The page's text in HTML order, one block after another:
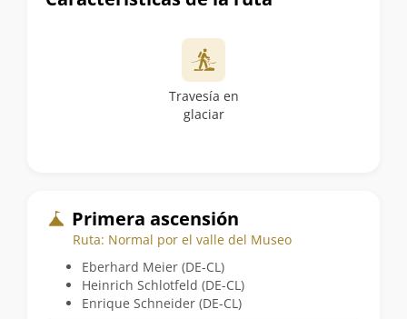
Travesía en
glaciar
Primera ascensión
Ruta: Normal por el valle del Museo
Eberhard Meier (DE-CL)
Heinrich Schlotfeld (DE-CL)
Enrique Schneider (DE-CL)